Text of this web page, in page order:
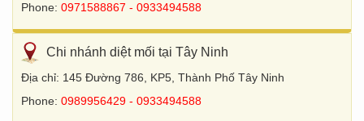
Phone: 0971588867 - 0933494588
Chi nhánh diệt mối tại Tây Ninh
Địa chỉ: 145 Đường 786, KP5, Thành Phố Tây Ninh
Phone: 0989956429 - 0933494588